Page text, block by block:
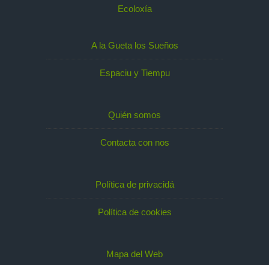
Ecoloxía
A la Gueta los Sueños
Espaciu y Tiempu
Quién somos
Contacta con nos
Política de privacidá
Política de cookies
Mapa del Web